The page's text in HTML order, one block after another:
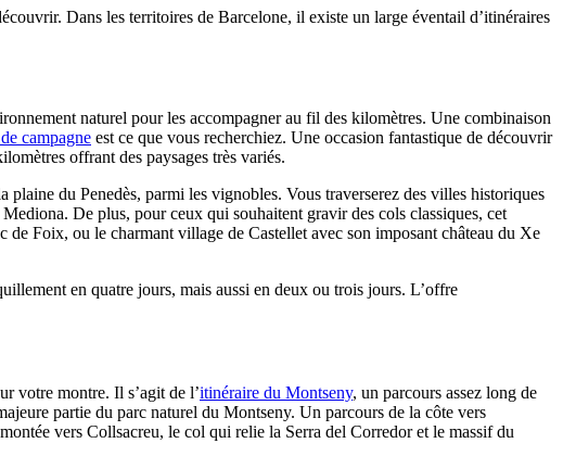
Dans les territoires de Barcelone, il existe un large éventail d’itinéraires
naturel pour les accompagner au fil des kilomètres. Une combinaison
campagne est ce que vous recherchiez. Une occasion fantastique de découvrir
offrant des paysages très variés.
du Penedès, parmi les vignobles. Vous traverserez des villes historiques
De plus, pour ceux qui souhaitent gravir des cols classiques, cet
de Foix, ou le charmant village de Castellet avec son imposant château du Xe
en quatre jours, mais aussi en deux ou trois jours. L’offre
votre montre. Il s’agit de l’itinéraire du Montseny, un parcours assez long de
partie du parc naturel du Montseny. Un parcours de la côte vers
vers Collsacreu, le col qui relie la Serra del Corredor et le massif du